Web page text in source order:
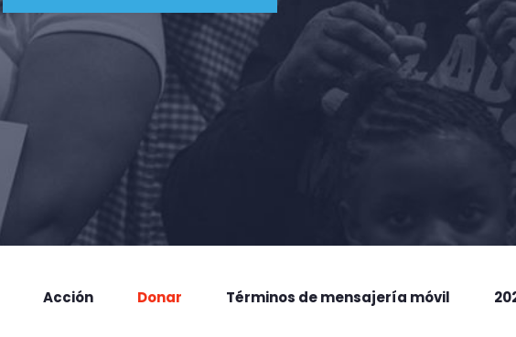
Acción Donar Términos de mensajería móvil